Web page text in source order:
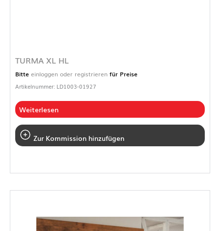
TURMA XL HL
Bitte einloggen oder registrieren für Preise
Artikelnummer: LD1003-01927
Weiterlesen
Zur Kommission hinzufügen